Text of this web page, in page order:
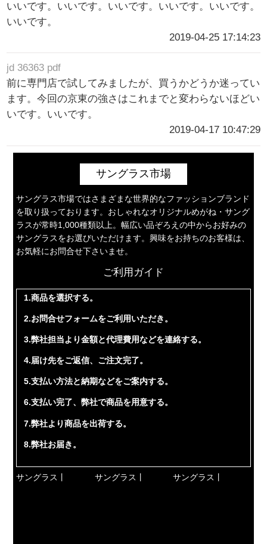
いいです。いいです。いいです。いいです。いいです。
いいです。
2019-04-25 17:14:23
jd 36363 pdf
前に専門店で試してみましたが、買うかどうか迷ってい
ます。今回の京東の強さはこれまでと変わらないほどい
いです。いいです。
2019-04-17 10:47:29
サングラス市場
サングラス市場ではさまざまな世界的なファッションブランド
を取り扱っております。おしゃれなオリジナルめがね・サング
ラスが常時1,000種類以上。幅広い品ぞろえの中からお好みの
サングラスをお選びいただけます。興味をお持ちのお客様は、
お気軽にお問合せ下さいませ。
ご利用ガイド
1.商品を選択する。
2.お問合せフォームをご利用いただき。
3.弊社担当より金額と代理費用などを連絡する。
4.届け先をご返信、ご注文完了。
5.支払い方法と納期などをご案内する。
6.支払い完了、弊社で商品を用意する。
7.弊社より商品を出荷する。
8.弊社お届き。
サングラス丨 サングラス丨 サングラス丨